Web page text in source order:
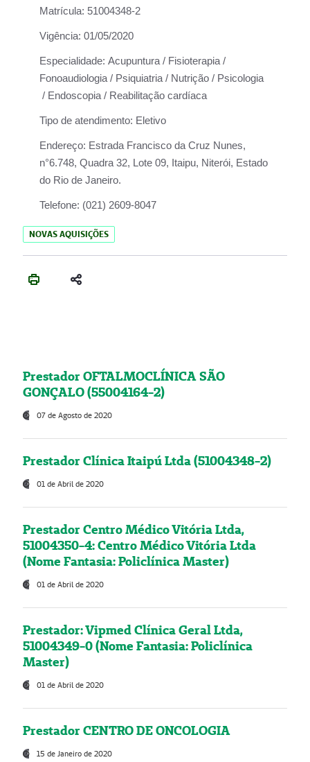
Matrícula: 51004348-2
Vigência: 01/05/2020
Especialidade: Acupuntura / Fisioterapia /
Fonoaudiologia / Psiquiatria / Nutrição / Psicologia
/ Endoscopia / Reabilitação cardíaca
Tipo de atendimento: Eletivo
Endereço: Estrada Francisco da Cruz Nunes,
n°6.748, Quadra 32, Lote 09, Itaipu, Niterói, Estado
do Rio de Janeiro.
Telefone: (021) 2609-8047
NOVAS AQUISIÇÕES
Prestador OFTALMOCLÍNICA SÃO
GONÇALO (55004164-2)
07 de Agosto de 2020
Prestador Clínica Itaipú Ltda (51004348-2)
01 de Abril de 2020
Prestador Centro Médico Vitória Ltda,
51004350-4: Centro Médico Vitória Ltda
(Nome Fantasia: Policlínica Master)
01 de Abril de 2020
Prestador: Vipmed Clínica Geral Ltda,
51004349-0 (Nome Fantasia: Policlínica
Master)
01 de Abril de 2020
Prestador CENTRO DE ONCOLOGIA
15 de Janeiro de 2020